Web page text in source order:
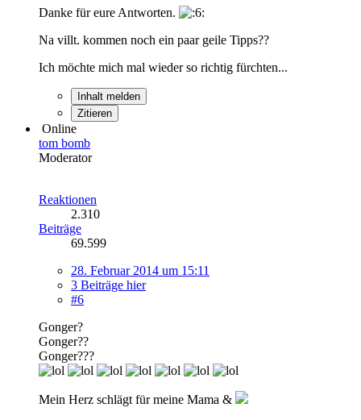
Danke für eure Antworten.
Na villt. kommen noch ein paar geile Tipps??
Ich möchte mich mal wieder so richtig fürchten...
Inhalt melden
Zitieren
Online
tom bomb
Moderator
Reaktionen
2.310
Beiträge
69.599
28. Februar 2014 um 15:11
3 Beiträge hier
#6
Gonger?
Gonger??
Gonger???
Mein Herz schlägt für meine Mama &